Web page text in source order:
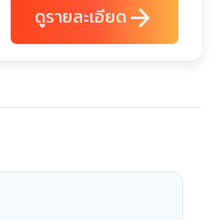
ดูรายละเอียดarrow_forward